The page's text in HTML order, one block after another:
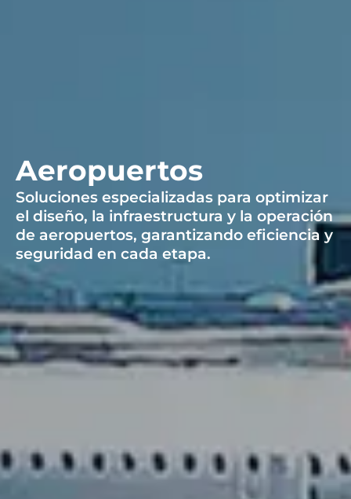
Aeropuertos
Soluciones especializadas para optimizar
el diseño, la infraestructura y la operación
de aeropuertos, garantizando eficiencia y
seguridad en cada etapa.